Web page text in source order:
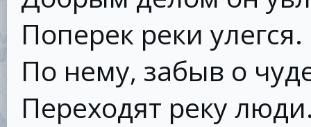
Поперек реки улегся.
По нему, забыв о
Переходят реку